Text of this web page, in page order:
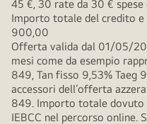
45 €, 30 rate da 30 €
Importo totale del credito e
900,00
Offerta valida dal 01/05/
mesi come da esempio
849, Tan fisso 9,53% Taeg
accessori dell’offerta
849. Importo totale dovuto
IEBCC nel percorso online.